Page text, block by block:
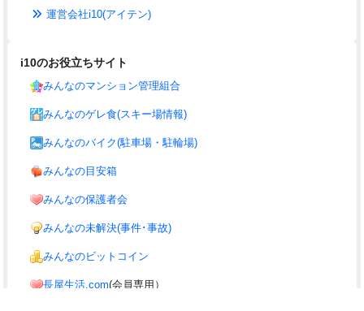
運営会社i10(アイテン)
i10のお役立ちサイト
みんなのマンション管理組合
みんなのゲレ食(スキー場情報)
みんなのバイク(駐車場・駐輪場)
みんなの目安箱
みんなの保護者会
みんなの未解決(事件･事故)
みんなのビットコイン
長屋生活.com(会員専用）